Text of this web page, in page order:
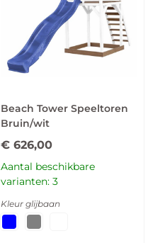
Beach Tower Speeltoren
Bruin/wit
€ 626,00
Aantal beschikbare
varianten: 3
Kleur glijbaan